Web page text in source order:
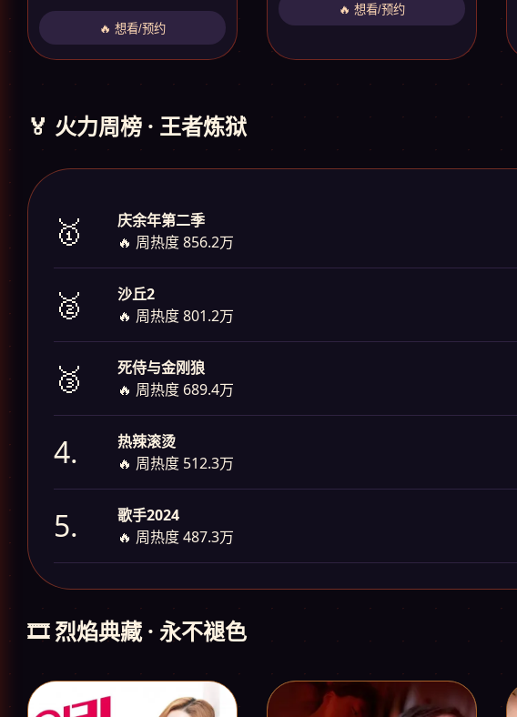
🔥 想看/预约
🔥 想看/预约
🏅 火力周榜 · 王者炼狱
🥇
庆余年第二季
🔥 周热度 856.2万
🥈
沙丘2
🔥 周热度 801.2万
🥉
死侍与金刚狼
🔥 周热度 689.4万
4.
热辣滚烫
🔥 周热度 512.3万
5.
歌手2024
🔥 周热度 487.3万
🎞️ 烈焰典藏 · 永不褪色